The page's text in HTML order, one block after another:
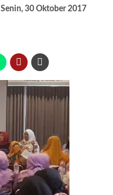
Senin, 30 Oktober 2017